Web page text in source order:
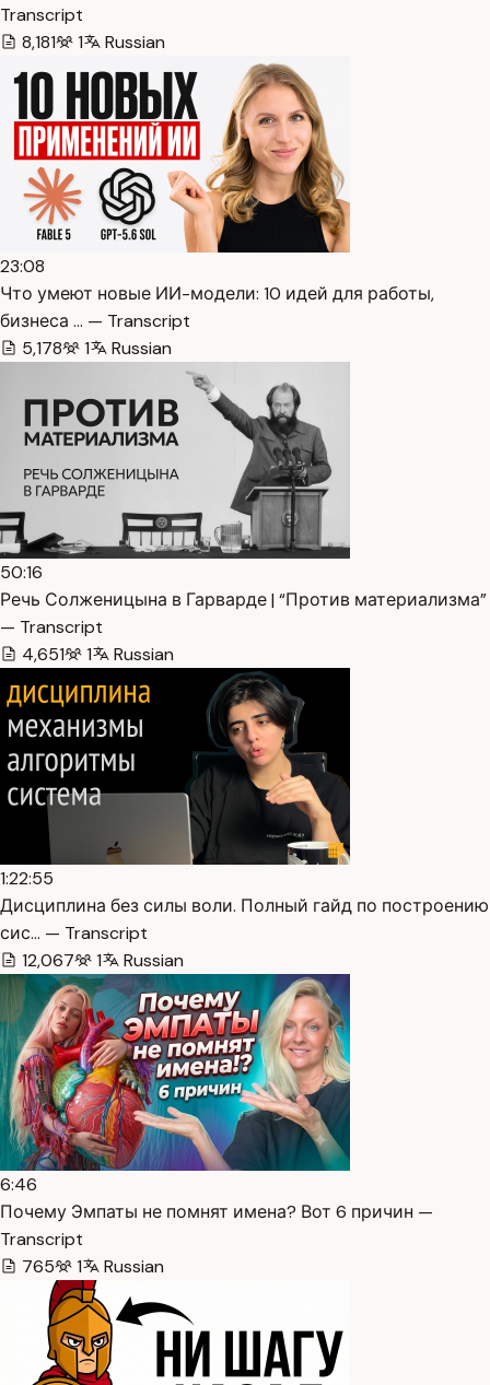
Transcript
8,181
1 Russian
23:08
Что умеют новые ИИ-модели: 10 идей для работы,
бизнеса … — Transcript
5,178
1 Russian
50:16
Речь Солженицына в Гарварде | “Против материализма”
— Transcript
4,651
1 Russian
1:22:55
Дисциплина без силы воли. Полный гайд по построению
сис… — Transcript
12,067
1 Russian
6:46
Почему Эмпаты не помнят имена? Вот 6 причин —
Transcript
765
1 Russian